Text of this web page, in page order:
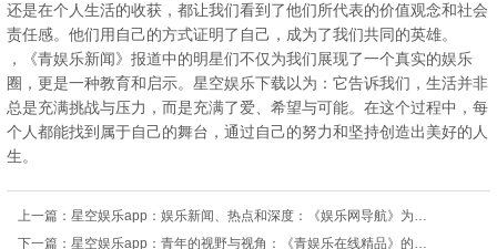
还是在个人生活的收获，都让我们看到了他们所代表的价值观念和社会
责任感。他们用自己的方式证明了自己，成为了我们共同的英雄。
，《青娱乐新闻》报道中的明星们不仅为我们展现了一个真实的娱乐
圈，更是一种教育和启示。星空娱乐下载以为：它告诉我们，生活并非
总是充满挑战与压力，而是充满了爱、希望与可能。在这个过程中，每
个人都能找到属于自己的舞台，通过自己的努力和坚持创造出美好的人
生。
上一篇：
星空娱乐app：娱乐新闻、热点和深度：《娱乐网导航》为您推荐最新、最热门的娱乐资讯和分析
下一篇：
星空娱乐app：青年的视野与视角：《青娱乐在线精品》的魅力所在